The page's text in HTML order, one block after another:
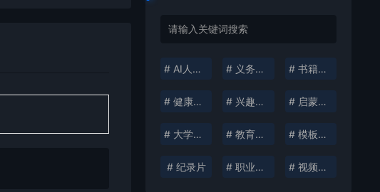
# AI人工智能 # 义务教育 # 书籍分享
# 健康生活 # 兴趣培养 # 启蒙教育
# 大学资料 # 教育考试 # 模板插件
# 纪录片 # 职业发展 # 视频创作